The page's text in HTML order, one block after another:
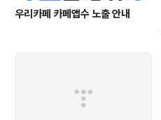
우리카페 카페앱수 노출 안내